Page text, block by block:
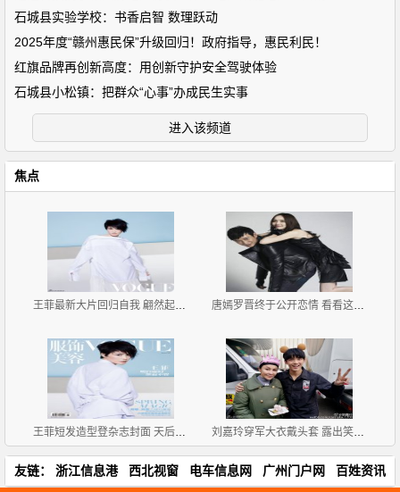
石城县实验学校：书香启智 数理跃动
2025年度“赣州惠民保”升级回归！政府指导，惠民利民！
红旗品牌再创新高度：用创新守护安全驾驶体验
石城县小松镇：把群众“心事”办成民生实事
进入该频道
焦点
王菲最新大片回归自我 翩然起舞灵气十足 唐嫣罗晋终于公开恋情 看看这些小细节俩人早就甜似蜜
王菲短发造型登杂志封面 天后告别微博已久终再自拍 刘嘉玲穿军大衣戴头套 露出笑容略显僵硬
友链： 浙江信息港 西北视窗 电车信息网 广州门户网 百姓资讯